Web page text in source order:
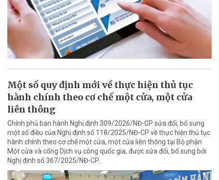
Một số quy định mới về thực hiện thủ tục
hành chính theo cơ chế một cửa, một cửa
liên thông
Chính phủ ban hành Nghị định 309/2026/NĐ-CP sửa đổi, bổ sung
một số điều của Nghị định số 118/2025/NĐ-CP về thực hiện thủ tục
hành chính theo cơ chế một cửa, một cửa liên thông tại Bộ phận
Một cửa và cổng Dịch vụ công quốc gia, được sửa đổi, bổ sung bởi
Nghị định số 367/2025/NĐ-CP.